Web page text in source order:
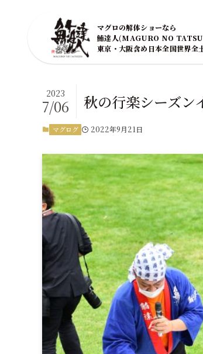
マグロの解体ショーなら
鮪達人(MAGURO NO
東京・大阪含め日本全国世界全
秋の行楽シーズン
2023
7/06
マグログ 2022年9月21日